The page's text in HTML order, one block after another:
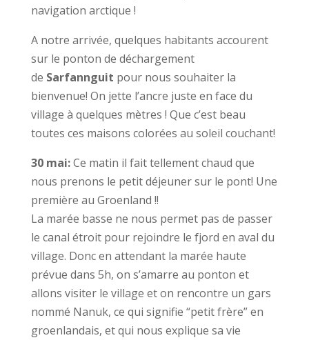
navigation arctique !
A notre arrivée, quelques habitants accourent
sur le ponton de déchargement
de Sarfannguit pour nous souhaiter la
bienvenue! On jette l’ancre juste en face du
village à quelques mètres ! Que c’est beau
toutes ces maisons colorées au soleil couchant!
30 mai:Ce matin il fait tellement chaud que
nous prenons le petit déjeuner sur le pont! Une
première au Groenland !!
La marée basse ne nous permet pas de passer
le canal étroit pour rejoindre le fjord en aval du
village. Donc en attendant la marée haute
prévue dans 5h, on s’amarre au ponton et
allons visiter le village et on rencontre un gars
nommé Nanuk, ce qui signifie “petit frère” en
groenlandais, et qui nous explique sa vie